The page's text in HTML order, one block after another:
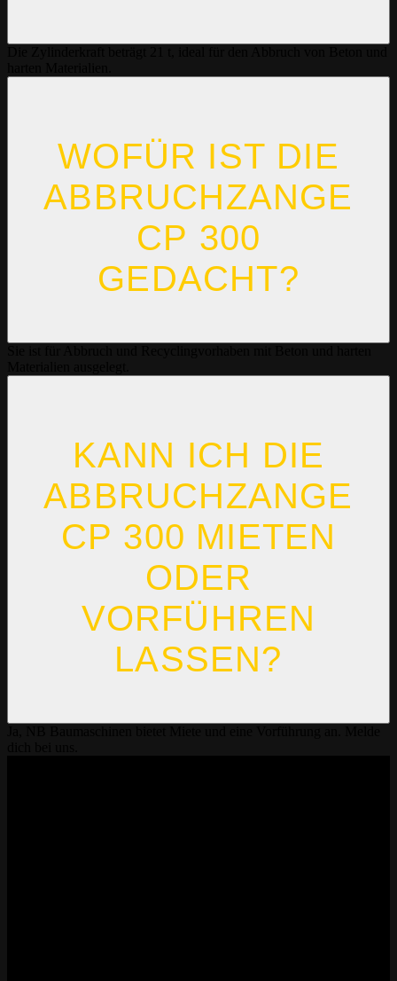
WOFÜR IST DIE
ABBRUCHZANGE
CP 300
GEDACHT?
KANN ICH DIE
ABBRUCHZANGE
CP 300 MIETEN
ODER
VORFÜHREN
LASSEN?